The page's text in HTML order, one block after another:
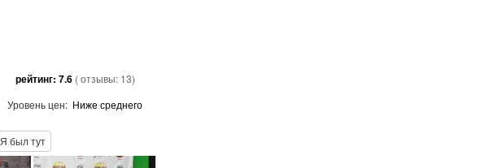
рейтинг: 7.6 ( отзывы: 13)
Уровень цен: Ниже среднего
Я был тут